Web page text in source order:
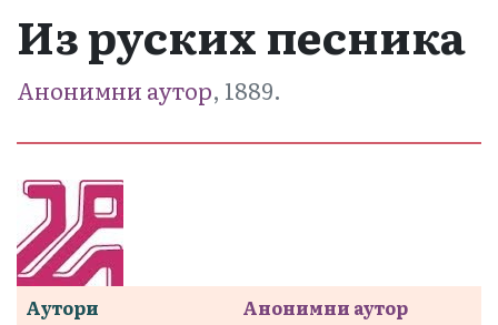
Из руских песника
Анонимни аутор, 1889.
Аутори
Анонимни аутор